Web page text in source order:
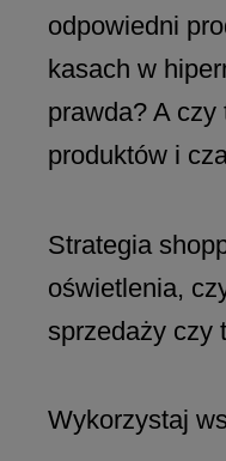
odpowiedni
kasach w
prawda? A
produktów i
Strategia
oświetlenia,
sprzedaży czy
Wykorzystaj